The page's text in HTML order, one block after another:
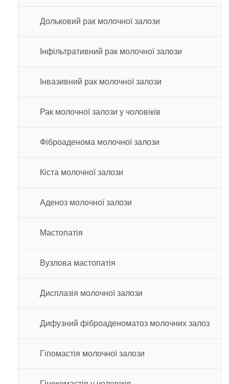
Дольковий рак молочної залози
Інфільтративний рак молочної залози
Інвазивний рак молочної залози
Рак молочної залози у чоловіків
Фіброаденома молочної залози
Кіста молочної залози
Аденоз молочної залози
Мастопатія
Вузлова мастопатія
Дисплазія молочної залози
Дифузний фіброаденоматоз молочних залоз
Гіпомастія молочної залози